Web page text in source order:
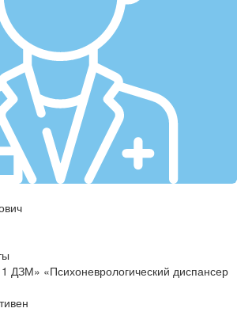
«Психоневрологический диспансер